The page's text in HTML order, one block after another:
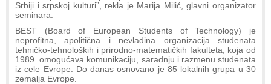
Srbiji i srpskoj kulturi”, rekla je Marija Milić, glavni organizator
seminara.
BEST (Board of European Students of Technology) je
neprofitna, apolitična i nevladina organizacija studenata
tehničko-tehnoloških i prirodno-matematičkih fakulteta, koja od
1989. omogućava komunikaciju, saradnju i razmenu studenata
iz cele Evrope. Do danas osnovano je 85 lokalnih grupa u 30
zemalja Evrope.